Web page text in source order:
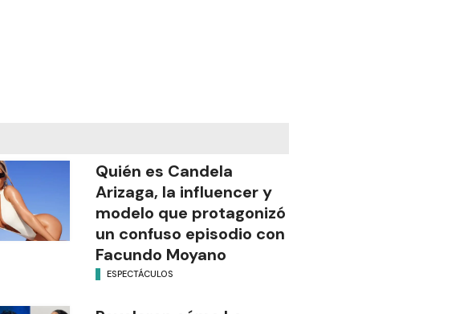
Quién es Candela
Arizaga, la influencer y
modelo que protagonizó
un confuso episodio con
Facundo Moyano
ESPECTÁCULOS